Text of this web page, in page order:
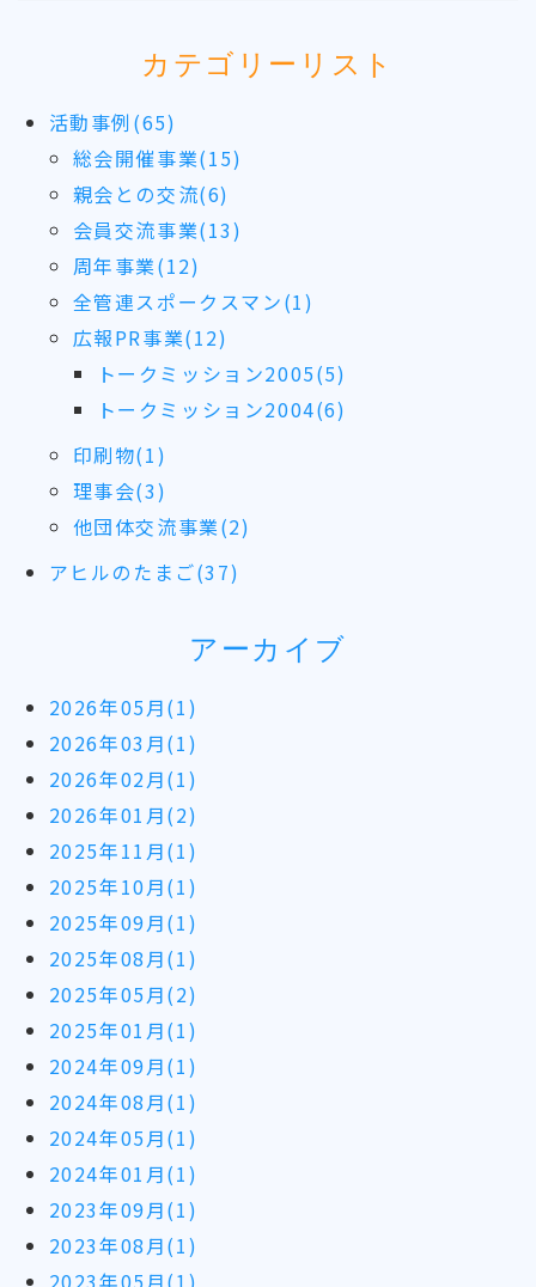
カテゴリーリスト
活動事例(65)
総会開催事業(15)
親会との交流(6)
会員交流事業(13)
周年事業(12)
全管連スポークスマン(1)
広報PR事業(12)
トークミッション2005(5)
トークミッション2004(6)
印刷物(1)
理事会(3)
他団体交流事業(2)
アヒルのたまご(37)
アーカイブ
2026年05月(1)
2026年03月(1)
2026年02月(1)
2026年01月(2)
2025年11月(1)
2025年10月(1)
2025年09月(1)
2025年08月(1)
2025年05月(2)
2025年01月(1)
2024年09月(1)
2024年08月(1)
2024年05月(1)
2024年01月(1)
2023年09月(1)
2023年08月(1)
2023年05月(1)